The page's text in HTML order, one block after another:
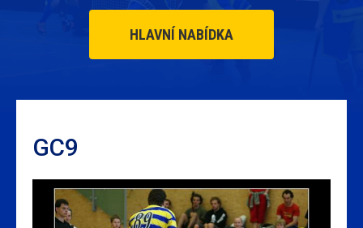
HLAVNÍ NABÍDKA
GC9